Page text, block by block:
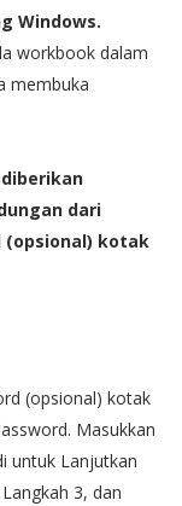
Windows.
workbook dalam
membuka
dari
(opsional) kotak
(opsional) kotak
Masukkan
untuk Lanjutkan
3, dan